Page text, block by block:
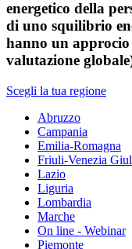
energetico della
di uno squilibrio
hanno un approcio
valutazione
Scegli la tua regione
Abruzzo
Campania
Emilia-Romagna
Friuli-Venezia
Lazio
Liguria
Lombardia
Marche
On line - Webinar
Piemonte